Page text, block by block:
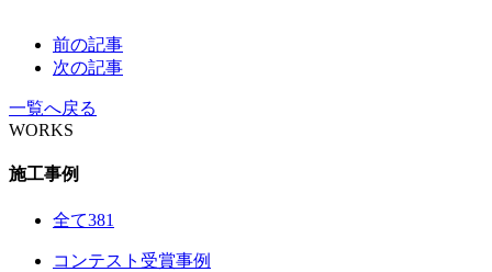
前の記事
次の記事
一覧へ戻る
WORKS
施工事例
全て381
コンテスト受賞事例